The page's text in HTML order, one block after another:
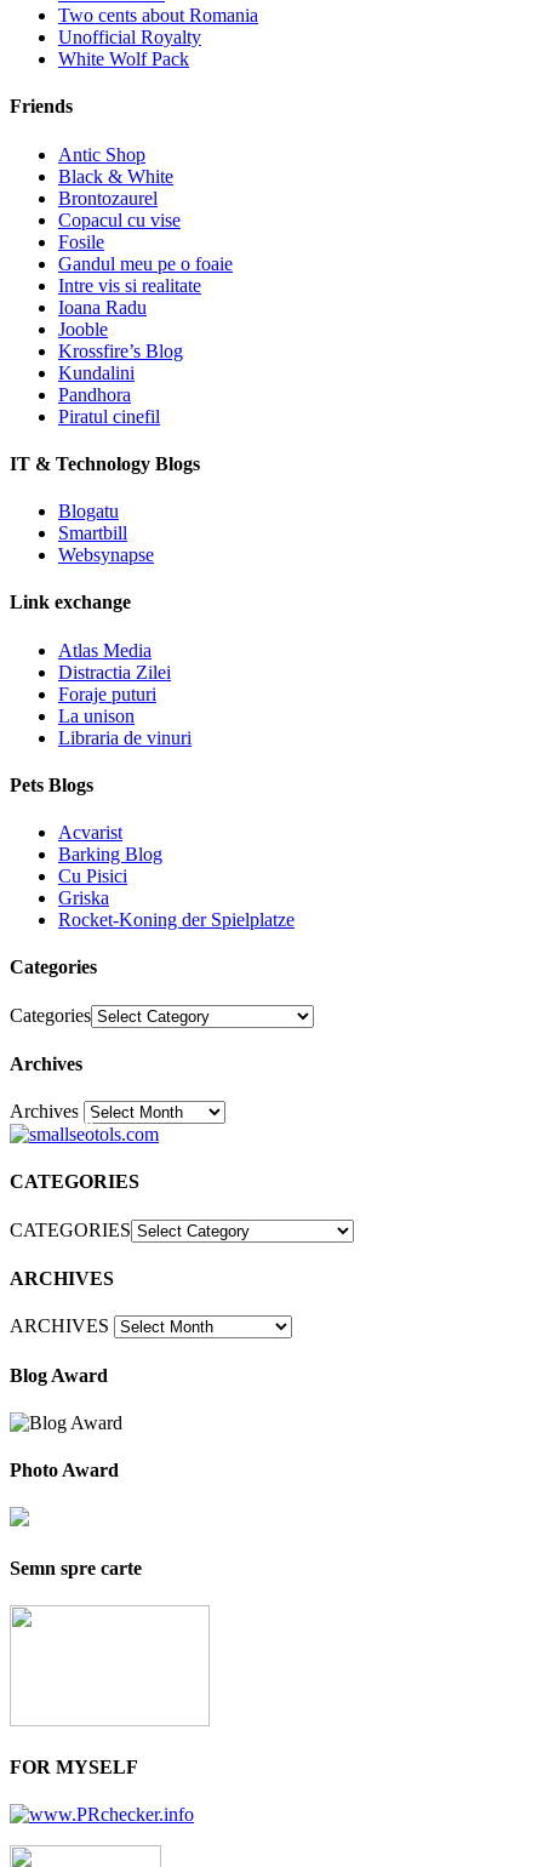
Two cents about Romania
Unofficial Royalty
White Wolf Pack
Friends
Antic Shop
Black & White
Brontozaurel
Copacul cu vise
Fosile
Gandul meu pe o foaie
Intre vis si realitate
Ioana Radu
Jooble
Krossfire’s Blog
Kundalini
Pandhora
Piratul cinefil
IT & Technology Blogs
Blogatu
Smartbill
Websynapse
Link exchange
Atlas Media
Distractia Zilei
Foraje puturi
La unison
Libraria de vinuri
Pets Blogs
Acvarist
Barking Blog
Cu Pisici
Griska
Rocket-Koning der Spielplatze
Categories
Categories
Archives
Archives30
CATEGORIES
CATEGORIES
ARCHIVES
ARCHIVES
Blog Award
Photo Award
Semn spre carte
FOR MYSELF